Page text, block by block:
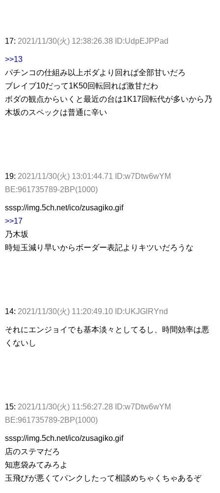
17: 2021/11/30(火) 12:38:26.38 ID:UdpEJPPad
>>13
パチンコの仕組み以上ボダより回れば全部甘いだろ
ブレイブ10だって1K50回転回れば激甘だわ
ボダの観点からいくと最近の台は1K17回転代が多いから乃
木坂のスペックは普通に辛い
19: 2021/11/30(火) 13:01:44.71 ID:w7Dtw6wYM
BE:961735789-2BP(1000)
sssp://img.5ch.net/ico/zusagiko.gif
>>17
乃木坂
時短玉減り早いからボーダー表記よりキツいだろうな
14: 2021/11/30(火) 11:20:49.10 ID:UKJGlRYnd
それにエンジョイでも基本淡々としてるし、時間効率は悪
くないし
15: 2021/11/30(火) 11:56:27.28 ID:w7Dtw6wYM
BE:961735789-2BP(1000)
sssp://img.5ch.net/ico/zusagiko.gif
店のステマだろ
知恵袋みてみろよ
玉飛びが悪くてパンクしたって相談めちゃくちゃあるぞ